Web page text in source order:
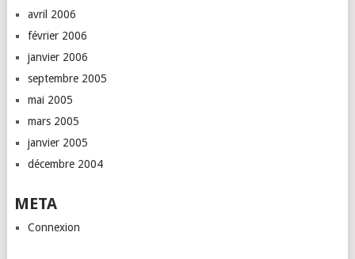
avril 2006
février 2006
janvier 2006
septembre 2005
mai 2005
mars 2005
janvier 2005
décembre 2004
META
Connexion